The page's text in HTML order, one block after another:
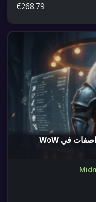
€268.79
دليل قائمة المستويات أحادية المواصفات في WoW